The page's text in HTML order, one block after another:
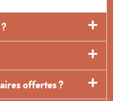
offertes ?